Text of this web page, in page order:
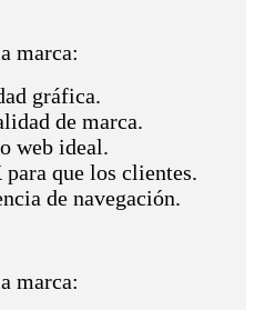
marca:
gráfica.
de marca.
web ideal.
que los clientes.
de navegación.
marca: